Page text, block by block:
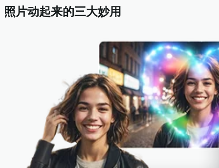
照片动起来的三大妙用